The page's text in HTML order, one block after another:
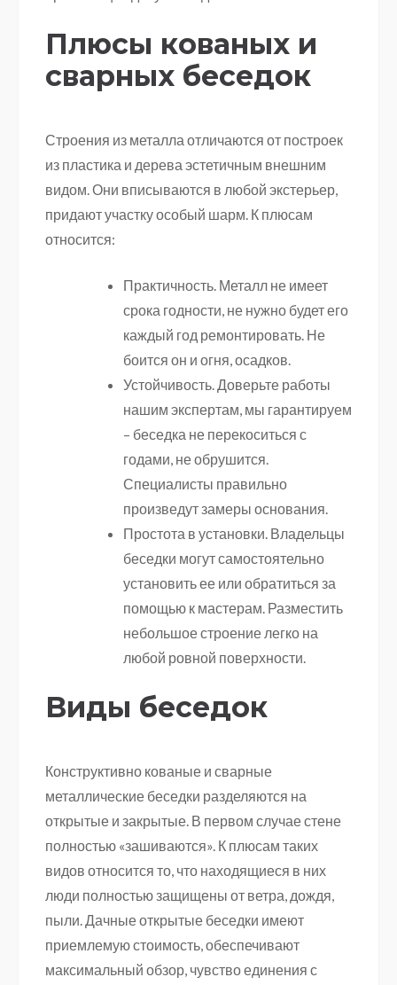
Плюсы кованых и
сварных беседок
Строения из металла отличаются от построек
из пластика и дерева эстетичным внешним
видом. Они вписываются в любой экстерьер,
придают участку особый шарм. К плюсам
относится:
Практичность. Металл не имеет
срока годности, не нужно будет его
каждый год ремонтировать. Не
боится он и огня, осадков.
Устойчивость. Доверьте работы
нашим экспертам, мы гарантируем
– беседка не перекоситься с
годами, не обрушится.
Специалисты правильно
произведут замеры основания.
Простота в установки. Владельцы
беседки могут самостоятельно
установить ее или обратиться за
помощью к мастерам. Разместить
небольшое строение легко на
любой ровной поверхности.
Виды беседок
Конструктивно кованые и сварные
металлические беседки разделяются на
открытые и закрытые. В первом случае стене
полностью «зашиваются». К плюсам таких
видов относится то, что находящиеся в них
люди полностью защищены от ветра, дождя,
пыли. Дачные открытые беседки имеют
приемлемую стоимость, обеспечивают
максимальный обзор, чувство единения с